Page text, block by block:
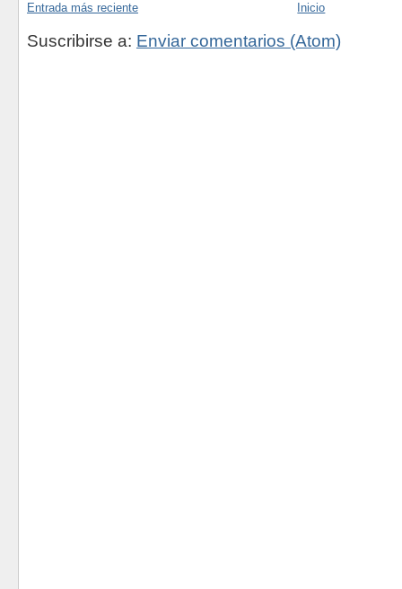
Entrada más reciente Inicio
Suscribirse a: Enviar comentarios (Atom)